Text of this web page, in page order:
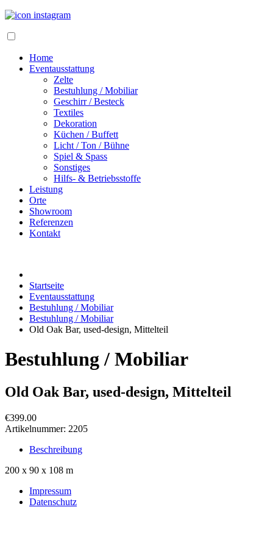
Home
Eventausstattung
Zelte
Bestuhlung / Mobiliar
Geschirr / Besteck
Textiles
Dekoration
Küchen / Buffett
Licht / Ton / Bühne
Spiel & Spass
Sonstiges
Hilfs- & Betriebsstoffe
Leistung
Orte
Showroom
Referenzen
Kontakt
Startseite
Eventausstattung
Bestuhlung / Mobiliar
Bestuhlung / Mobiliar
Old Oak Bar, used-design, Mittelteil
Bestuhlung / Mobiliar
Old Oak Bar, used-design, Mittelteil
€399.00
Artikelnummer: 2205
Beschreibung
200 x 90 x 108 m
Impressum
Datenschutz